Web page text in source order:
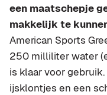
een maatschepje
makkelijk te
American Sports
250 milliliter water
is klaar voor
ijsklontjes en een